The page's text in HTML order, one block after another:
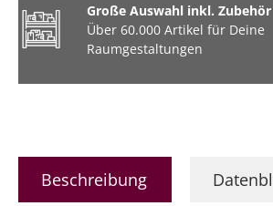
Große Auswahl inkl. Zubehör
Über 60.000 Artikel für Deine
Raumgestaltungen
Beschreibung